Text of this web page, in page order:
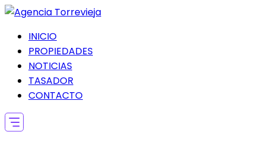
INICIO
PROPIEDADES
NOTICIAS
TASADOR
CONTACTO